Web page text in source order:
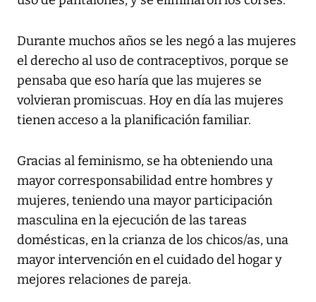
Durante muchos años se les negó a las mujeres
el derecho al uso de contraceptivos, porque se
pensaba que eso haría que las mujeres se
volvieran promiscuas. Hoy en día las mujeres
tienen acceso a la planificación familiar.
Gracias al feminismo, se ha obteniendo una
mayor corresponsabilidad entre hombres y
mujeres, teniendo una mayor participación
masculina en la ejecución de las tareas
domésticas, en la crianza de los chicos/as, una
mayor intervención en el cuidado del hogar y
mejores relaciones de pareja.